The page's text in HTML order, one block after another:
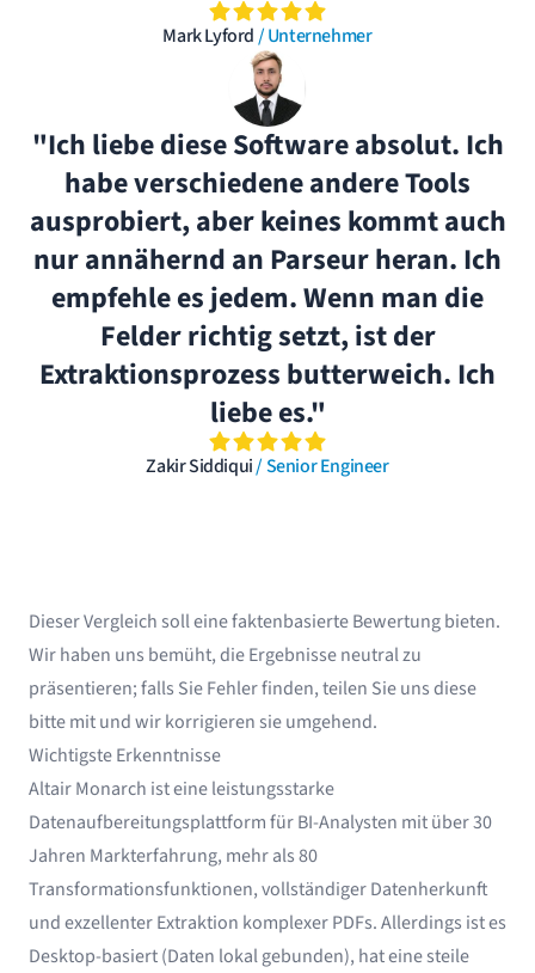
Mark Lyford/ Unternehmer
"Ich liebe diese Software absolut. Ich
habe verschiedene andere Tools
ausprobiert, aber keines kommt auch
nur annähernd an Parseur heran. Ich
empfehle es jedem. Wenn man die
Felder richtig setzt, ist der
Extraktionsprozess butterweich. Ich
liebe es."
Zakir Siddiqui/ Senior Engineer
Dieser Vergleich soll eine faktenbasierte Bewertung bieten.
Wir haben uns bemüht, die Ergebnisse neutral zu
präsentieren; falls Sie Fehler finden, teilen Sie uns diese
bitte mit und wir korrigieren sie umgehend.
Wichtigste Erkenntnisse
Altair Monarch ist eine leistungsstarke
Datenaufbereitungsplattform für BI-Analysten mit über 30
Jahren Markterfahrung, mehr als 80
Transformationsfunktionen, vollständiger Datenherkunft
und exzellenter Extraktion komplexer PDFs. Allerdings ist es
Desktop-basiert (Daten lokal gebunden), hat eine steile